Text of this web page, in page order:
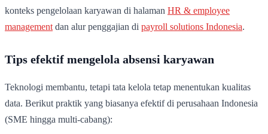
konteks pengelolaan karyawan di halaman HR & employee
management dan alur penggajian di payroll solutions Indonesia.
Tips efektif mengelola absensi karyawan
Teknologi membantu, tetapi tata kelola tetap menentukan kualitas
data. Berikut praktik yang biasanya efektif di perusahaan Indonesia
(SME hingga multi-cabang):